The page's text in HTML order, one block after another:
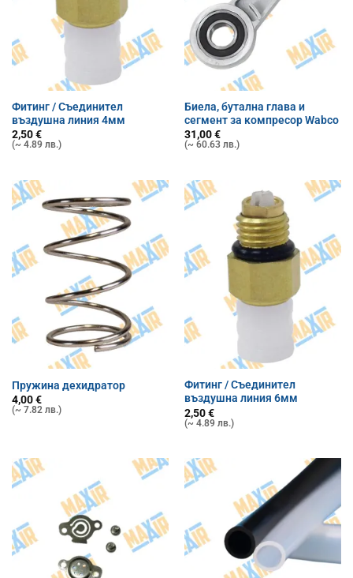
Фитинг / Съединител
въздушна линия 4мм
2,50€
(~ 4.89 лв.)
Биела, бутална глава и
сегмент за компресор Wabco
31,00€
(~ 60.63 лв.)
Пружина дехидратор
4,00€
(~ 7.82 лв.)
Фитинг / Съединител
въздушна линия 6мм
2,50€
(~ 4.89 лв.)